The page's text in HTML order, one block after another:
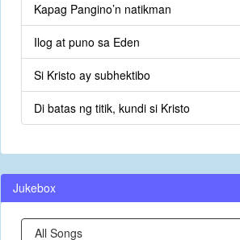
Kapag Pangino’n natikman
Ilog at puno sa Eden
Si Kristo ay subhektibo
Di batas ng titik, kundi si Kristo
Jukebox